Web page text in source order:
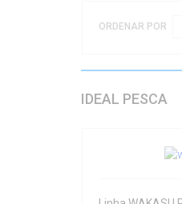
ORDENAR POR
IDEAL PESCA